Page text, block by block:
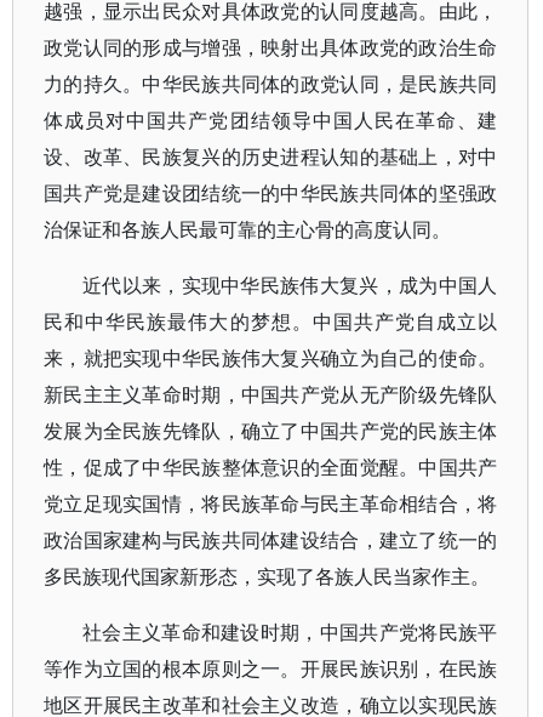
越强，显示出民众对具体政党的认同度越高。由此，
政党认同的形成与增强，映射出具体政党的政治生命
力的持久。中华民族共同体的政党认同，是民族共同
体成员对中国共产党团结领导中国人民在革命、建
设、改革、民族复兴的历史进程认知的基础上，对中
国共产党是建设团结统一的中华民族共同体的坚强政
治保证和各族人民最可靠的主心骨的高度认同。
近代以来，实现中华民族伟大复兴，成为中国人
民和中华民族最伟大的梦想。 中国共产党自成立以
来，就把实现中华民族伟大复兴确立为自己的使命。
新民主主义革命时期，中国共产党从无产阶级先锋队
发展为全民族先锋队，确立了中国共产党的民族主体
性，促成了中华民族整体意识的全面觉醒。中国共产
党立足现实国情，将民族革命与民主革命相结合，将
政治国家建构与民族共同体建设结合，建立了统一的
多民族现代国家新形态，实现了各族人民当家作主。
社会主义革命和建设时期，中国共产党将民族平
等作为立国的根本原则之一。 开展民族识别，在民族
地区开展民主改革和社会主义改造，确立以实现民族